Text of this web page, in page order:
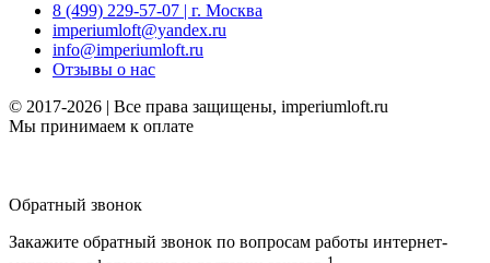
8 (499) 229-57-07 | г. Москва
imperiumloft@yandex.ru
info@imperiumloft.ru
Отзывы о нас
© 2017-2026 | Все права защищены, imperiumloft.ru
Мы принимаем к оплате
Обратный звонок
Закажите обратный звонок по вопросам работы интернет-